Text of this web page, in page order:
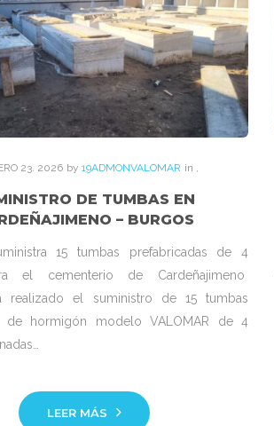
23. 2026 by 19ADMONVALOMAR in
DE TUMBAS EN
– BURGOS
15 tumbas prefabricadas de 4
el cementerio de Cardeñajimeno
realizado el suministro de 15 tumbas
de hormigón modelo VALOMAR de 4
LEER MÁS